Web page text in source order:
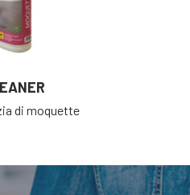
di moquette